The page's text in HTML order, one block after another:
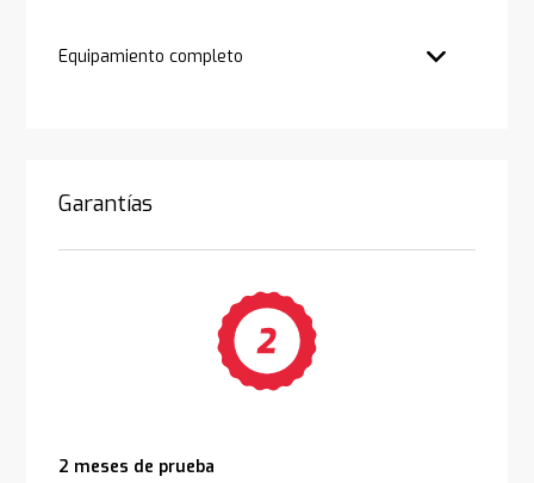
Equipamiento completo
Garantías
2 meses de prueba